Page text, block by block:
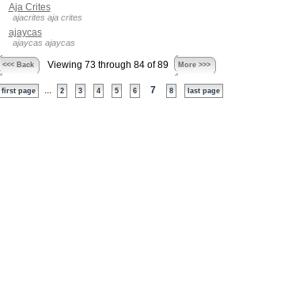
Aja Crites
ajacrites aja crites
ajaycas
ajaycas ajaycas
<<< Back Viewing 73 through 84 of 89 More >>>
first page 2 3 4 5 6 7 8 last page